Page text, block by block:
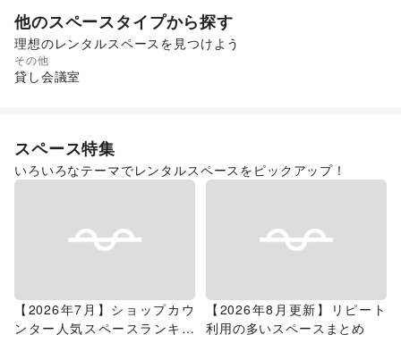
他のスペースタイプから探す
理想のレンタルスペースを見つけよう
ショッピングモール
その他
貸し会議室
スペース特集
いろいろなテーマでレンタルスペースをピックアップ！
【2026年7月】ショップカウ
ンター人気スペースランキン
【2026年8月更新】リピート
利用の多いスペースまとめ